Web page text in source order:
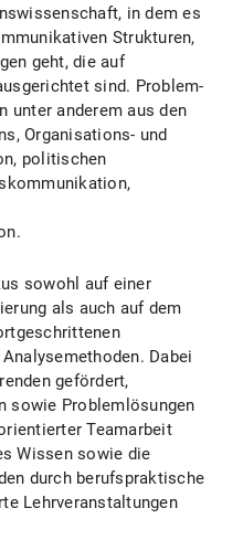
in dem es
Strukturen,
geht, die auf
sind. Problem-
unter anderem aus den
Organisations- und
politischen
sowohl auf einer
als auch auf dem
Dabei
gefördert,
sowie Problemlösungen
Teamarbeit
Wissen sowie die
durch berufspraktische
Lehrveranstaltungen